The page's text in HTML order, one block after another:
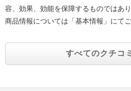
容、効果、効能を保障するものではあり
商品情報については「基本情報」にてご
すべてのクチコ